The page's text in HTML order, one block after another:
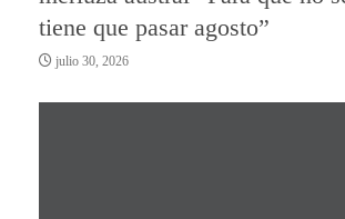
tiene que pasar agosto”
julio 30, 2026